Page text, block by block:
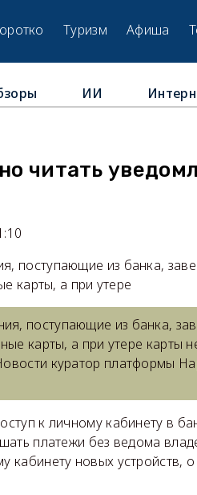
Туризм Афиша
ИИ
читать
поступающие из банка,
карты, а при утере
поступающие из банка,
карты, а при утере карты
куратор платформы
к личному кабинету в
платежи без ведома
новых устройств, о